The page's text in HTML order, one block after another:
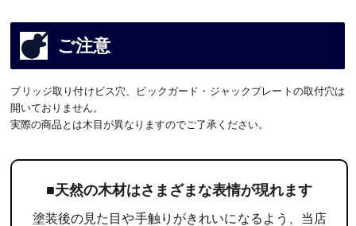
ご注意
ブリッジ取り付けビス穴、ピックガード・ジャックプレートの取付穴は
開いておりません。
実際の商品とは木目が異なりますのでご了承ください。
■天然の木材はさまざまな表情が現れます
塗装後の見た目や手触りがきれいになるよう、当店